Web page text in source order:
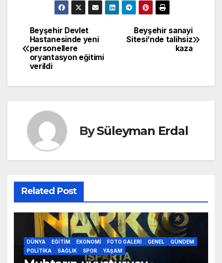
Yazı
gezinmesi
Beyşehir sanayi
Sitesi‘nde talihsiz
kaza
Beyşehir Devlet
Hastanesinde yeni
personellere
oryantasyon eğitimi
verildi
BySüleyman Erdal
Related Post
DÜNYA EĞITIM EKONOMI FOTO GALERI GENEL
GÜNDEM
POLITIKA
SAĞLIK SPOR YAŞAM